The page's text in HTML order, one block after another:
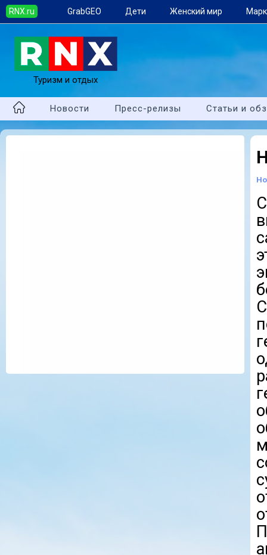
RNX.ru GrabGEO Дети Женский мир
Туризм и отдых
Новости Пресс-релизы Статьи и